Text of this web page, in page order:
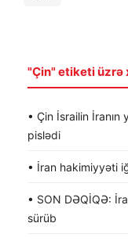
"Çin" etiketi üzrə
• Çin İsrailin İranın
pislədi
• İran hakimiyyəti
• SON DƏQİQƏ:
sürüb